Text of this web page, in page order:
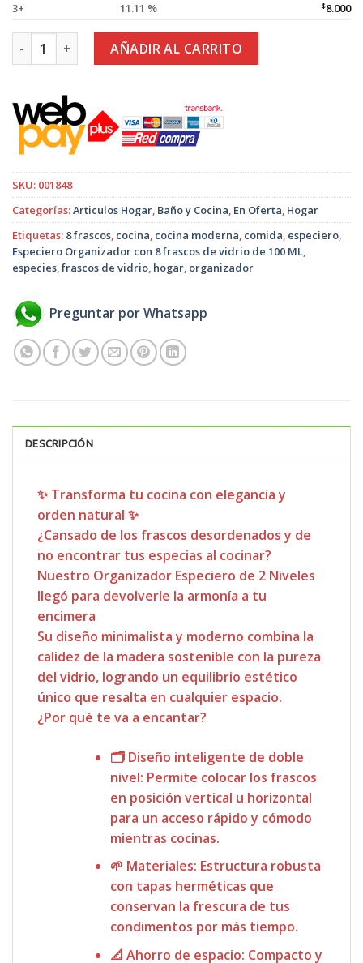
3+
11.11 % $8.000
Especiero Organizador con 8 frascos de vidrio de 100 ML
AÑADIR AL CARRITO
SKU: 001848
Categorías:Articulos Hogar, Baño y Cocina, En Oferta, Hogar
Etiquetas: 8 frascos, cocina, cocina moderna, comida, especiero,
Especiero Organizador con 8 frascos de vidrio de 100 ML,
especies,frascos de vidrio, hogar, organizador
Preguntar por Whatsapp
DESCRIPCIÓN
✨Transforma tu cocina con elegancia y
orden natural ✨
¿Cansado de los frascos desordenados y de
no encontrar tus especias al cocinar?
Nuestro Organizador Especiero de 2 Niveles
llegó para devolverle la armonía a tu
encimera
Su diseño minimalista y moderno combina la
calidez de la madera sostenible con la pureza
del vidrio, logrando un equilibrio estético
único que resalta en cualquier espacio.
¿Por qué te va a encantar?
🗂️ Diseño inteligente de doble
nivel: Permite colocar los frascos
en posición vertical u horizontal
para un acceso rápido y cómodo
mientras cocinas.
🌱 Materiales: Estructura robusta
con tapas herméticas que
conservan la frescura de tus
condimentos por más tiempo.
📐 Ahorro de espacio: Compacto y